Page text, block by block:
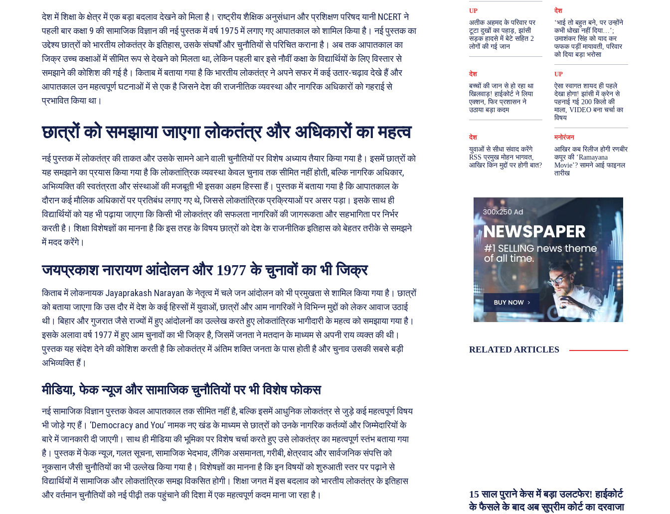
देश में शिक्षा के क्षेत्र में एक बड़ा बदलाव देखने को मिला है। राष्ट्रीय शैक्षिक अनुसंधान और प्रशिक्षण परिषद यानी NCERT ने
पहली बार कक्षा 9 की सामाजिक विज्ञान की नई पुस्तक में वर्ष 1975 में लगाए गए आपातकाल को शामिल किया है। नई पुस्तक का
उद्देश्य छात्रों को भारतीय लोकतंत्र के इतिहास, उसके संघर्षों और चुनौतियों से परिचित कराना है। अब तक आपातकाल का
जिक्र उच्च कक्षाओं में सीमित रूप से देखने को मिलता था, लेकिन पहली बार इसे नौवीं कक्षा के विद्यार्थियों के लिए विस्तार से
समझाने की कोशिश की गई है। किताब में बताया गया है कि भारतीय लोकतंत्र ने अपने सफर में कई उतार-चढ़ाव देखे हैं और
आपातकाल उन महत्वपूर्ण घटनाओं में से एक है जिसने देश की राजनीतिक व्यवस्था और नागरिक अधिकारों को गहराई से
प्रभावित किया था।
छात्रों को समझाया जाएगा लोकतंत्र और अधिकारों का महत्व
नई पुस्तक में लोकतंत्र की ताकत और उसके सामने आने वाली चुनौतियों पर विशेष अध्याय तैयार किया गया है। इसमें छात्रों को
यह समझाने का प्रयास किया गया है कि लोकतांत्रिक व्यवस्था केवल चुनाव तक सीमित नहीं होती, बल्कि नागरिक अधिकार,
अभिव्यक्ति की स्वतंत्रता और संस्थाओं की मजबूती भी इसका अहम हिस्सा हैं। पुस्तक में बताया गया है कि आपातकाल के
दौरान कई मौलिक अधिकारों पर प्रतिबंध लगाए गए थे, जिससे लोकतांत्रिक प्रक्रियाओं पर असर पड़ा। इसके साथ ही
विद्यार्थियों को यह भी पढ़ाया जाएगा कि किसी भी लोकतंत्र की सफलता नागरिकों की जागरूकता और सहभागिता पर निर्भर
करती है। शिक्षा विशेषज्ञों का मानना है कि इस तरह के विषय छात्रों को देश के राजनीतिक इतिहास को बेहतर तरीके से समझने
में मदद करेंगे।
जयप्रकाश नारायण आंदोलन और 1977 के चुनावों का भी जिक्र
किताब में लोकनायक Jayaprakash Narayan के नेतृत्व में चले जन आंदोलन को भी प्रमुखता से शामिल किया गया है। छात्रों
को बताया जाएगा कि उस दौर में देश के कई हिस्सों में युवाओं, छात्रों और आम नागरिकों ने विभिन्न मुद्दों को लेकर आवाज उठाई
थी। बिहार और गुजरात जैसे राज्यों में हुए आंदोलनों का उल्लेख करते हुए लोकतांत्रिक भागीदारी के महत्व को समझाया गया है।
इसके अलावा वर्ष 1977 में हुए आम चुनावों का भी जिक्र है, जिसमें जनता ने मतदान के माध्यम से अपनी राय व्यक्त की थी।
पुस्तक यह संदेश देने की कोशिश करती है कि लोकतंत्र में अंतिम शक्ति जनता के पास होती है और चुनाव उसकी सबसे बड़ी
अभिव्यक्ति हैं।
मीडिया, फेक न्यूज और सामाजिक चुनौतियों पर भी विशेष फोकस
नई सामाजिक विज्ञान पुस्तक केवल आपातकाल तक सीमित नहीं है, बल्कि इसमें आधुनिक लोकतंत्र से जुड़े कई महत्वपूर्ण विषय
भी जोड़े गए हैं। ‘Democracy and You’ नामक नए खंड के माध्यम से छात्रों को उनके नागरिक कर्तव्यों और जिम्मेदारियों के
बारे में जानकारी दी जाएगी। साथ ही मीडिया की भूमिका पर विशेष चर्चा करते हुए उसे लोकतंत्र का महत्वपूर्ण स्तंभ बताया गया
है। पुस्तक में फेक न्यूज, गलत सूचना, सामाजिक भेदभाव, लैंगिक असमानता, गरीबी, क्षेत्रवाद और सार्वजनिक संपत्ति को
नुकसान जैसी चुनौतियों का भी उल्लेख किया गया है। विशेषज्ञों का मानना है कि इन विषयों को शुरुआती स्तर पर पढ़ाने से
विद्यार्थियों में सामाजिक और लोकतांत्रिक समझ विकसित होगी। शिक्षा जगत में इस बदलाव को भारतीय लोकतंत्र के इतिहास
और वर्तमान चुनौतियों को नई पीढ़ी तक पहुंचाने की दिशा में एक महत्वपूर्ण कदम माना जा रहा है।
UP
अतीक अहमद के परिवार पर
टूटा दुखों का पहाड़, झांसी
सड़क हादसे में बेटे सहित 2
लोगों की गई जान
देश
‘भाई तो बहुत बने, पर उन्होंने
कभी धोखा नहीं दिया…’;
उमाशंकर सिंह को याद कर
फफक पड़ीं मायावती, परिवार
को दिया बड़ा भरोसा
देश
बच्चों की जान से हो रहा था
खिलवाड़! हाईकोर्ट ने लिया
एक्शन, फिर प्रशासन ने
उठाया बड़ा कदम
UP
ऐसा स्वागत शायद ही पहले
देखा होगा! झांसी में क्रेन से
पहनाई गई 200 किलो की
माला, VIDEO बना चर्चा का
विषय
देश
युवाओं से सीधा संवाद करेंगे
RSS प्रमुख मोहन भागवत,
आखिर किन मुद्दों पर होगी बात?
मनोरंजन
आखिर कब रिलीज होगी रणबीर
कपूर की ‘Ramayana
Movie’? सामने आई फाइनल
तारीख
RELATED ARTICLES
15 साल पुराने केस में बड़ा उलटफेर! हाईकोर्ट
के फैसले के बाद अब सुप्रीम कोर्ट का दरवाजा